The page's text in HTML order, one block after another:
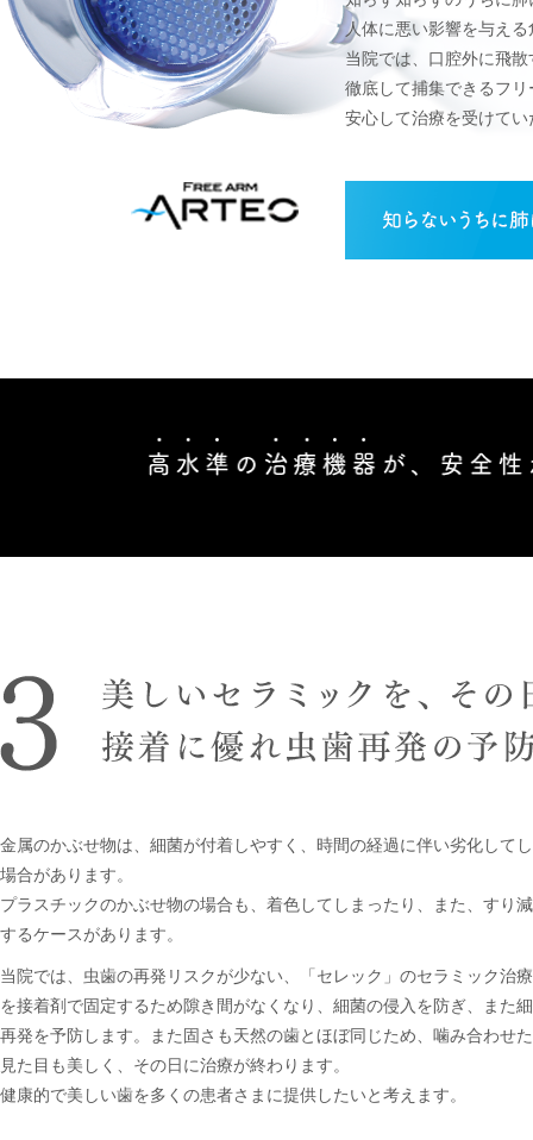
人体に悪い影響を与え
当院では、口腔外に飛
徹底して捕集できるフ
安心して治療を受けて
金属のかぶせ物は、細菌が付着しやすく、時間の経過に伴い劣化して
場合があります。
プラスチックのかぶせ物の場合も、着色してしまったり、また、すり
するケースがあります。
当院では、虫歯の再発リスクが少ない、「セレック」のセラミック治
を接着剤で固定するため隙き間がなくなり、細菌の侵入を防ぎ、また
再発を予防します。また固さも天然の歯とほぼ同じため、噛み合わせ
見た目も美しく、その日に治療が終わります。
健康的で美しい歯を多くの患者さまに提供したいと考えます。